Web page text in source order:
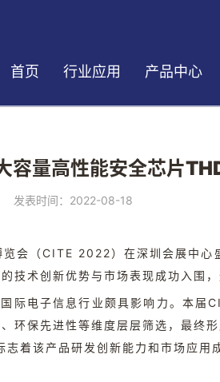
首页 行业应用 产品中心
容量高性能安全芯片
发表时间：2022-08-18
会（CITE 2022）在深圳会展中心
术创新优势与市场表现成功入围
际电子信息行业颇具影响力。本届
环保先进性等维度层层筛选，最终
着该产品研发创新能力和市场应用